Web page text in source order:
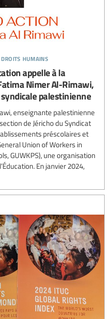
humains
appelle à la
Nimer Al-Rimawi,
palestinienne
enseignante palestinienne
de Jéricho du Syndicat
préscolaires et
Union of Workers in
GUWKPS), une organisation
En janvier 2024,